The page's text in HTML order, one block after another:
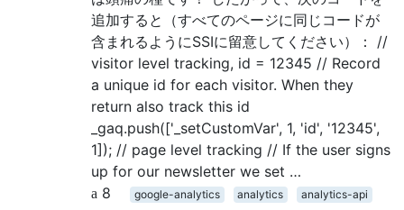
追加すると（すべてのページに同じコードが
含まれるようにSSIに留意してください）： //
visitor level tracking, id = 12345 // Record
a unique id for each visitor. When they
return also track this id
_gaq.push(['_setCustomVar', 1, 'id', '12345',
1]); // page level tracking // If the user signs
up for our newsletter we set …
8
google-analytics analytics analytics-api